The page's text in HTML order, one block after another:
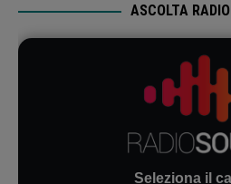
ASCOLTA
Seleziona il